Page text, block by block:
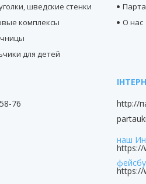
шведские стенки
комплексы
для детей
О нас
76
http://
наш
https://
https://